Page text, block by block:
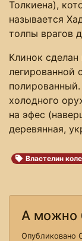
Толкиена),
называется
толпы врагов
Клинок
легированной
полированный.
холодного
на эфес
деревянная,
Властелин
А можно
Опубликовано